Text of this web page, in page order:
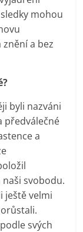
mohou
a bez
byli nazváni
předválečné
a
svobodu.
ještě velmi
svých